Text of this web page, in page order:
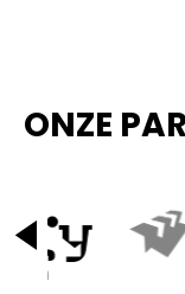
ONZE